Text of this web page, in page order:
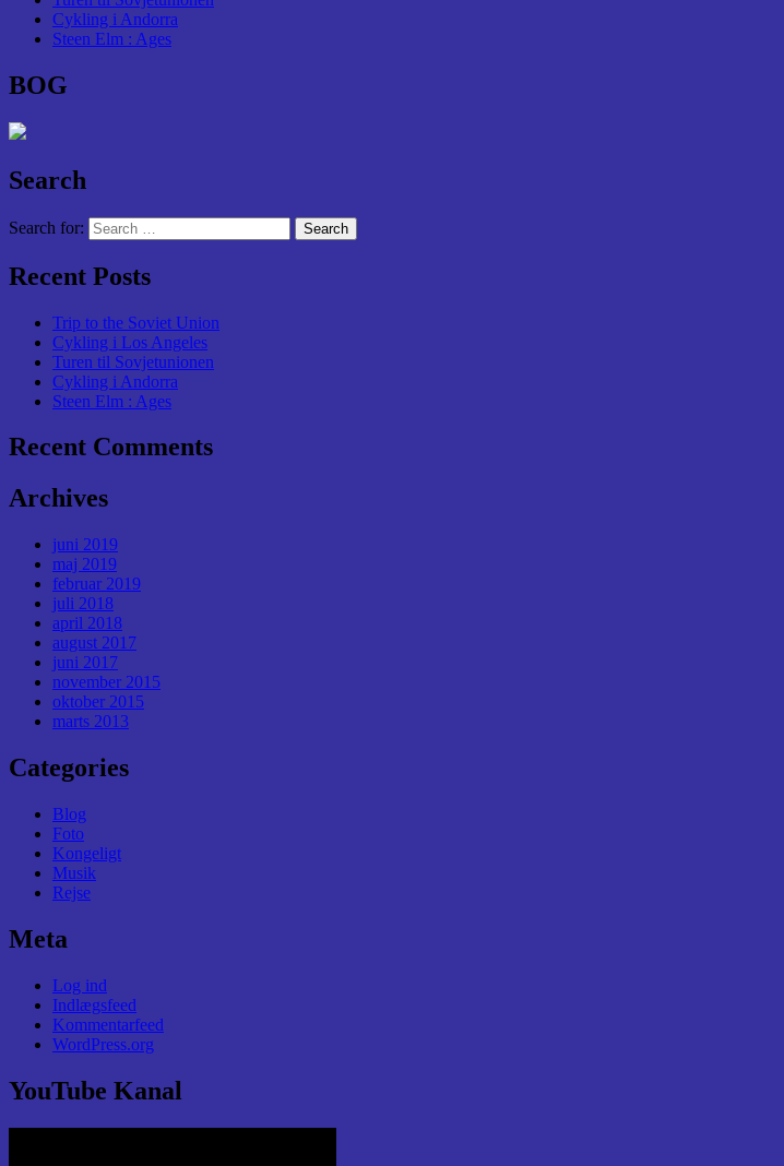
Cykling i Andorra
Steen Elm : Ages
BOG
Search
Search for:
Recent Posts
Trip to the Soviet Union
Cykling i Los Angeles
Turen til Sovjetunionen
Cykling i Andorra
Steen Elm : Ages
Recent Comments
Archives
juni 2019
maj 2019
februar 2019
juli 2018
april 2018
august 2017
juni 2017
november 2015
oktober 2015
marts 2013
Categories
Blog
Foto
Kongeligt
Musik
Rejse
Meta
Log ind
Indlægsfeed
Kommentarfeed
WordPress.org
YouTube Kanal